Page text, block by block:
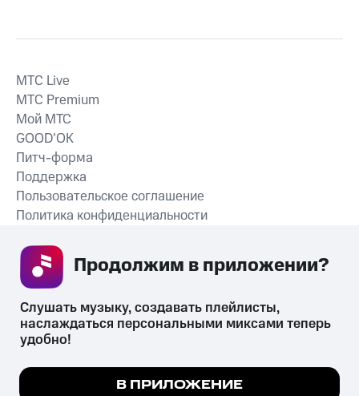
СКАЧАТЬ ПРИЛОЖЕНИЕ
MTС Live
MTС Premium
Мой МТС
GOOD’OK
Питч-форма
Поддержка
Пользовательское соглашение
Политика конфиденциальности
психотропных веществ, их аналогов причиняет вред здоровью,
их незаконный оборот запрещён и влечёт установленную
Мы используем куки, чтобы на сайте все
Слушать музыку, создавать плейлисты,
наслаждаться персональными миксами теперь
удобно!
В ПРИЛОЖЕНИЕ